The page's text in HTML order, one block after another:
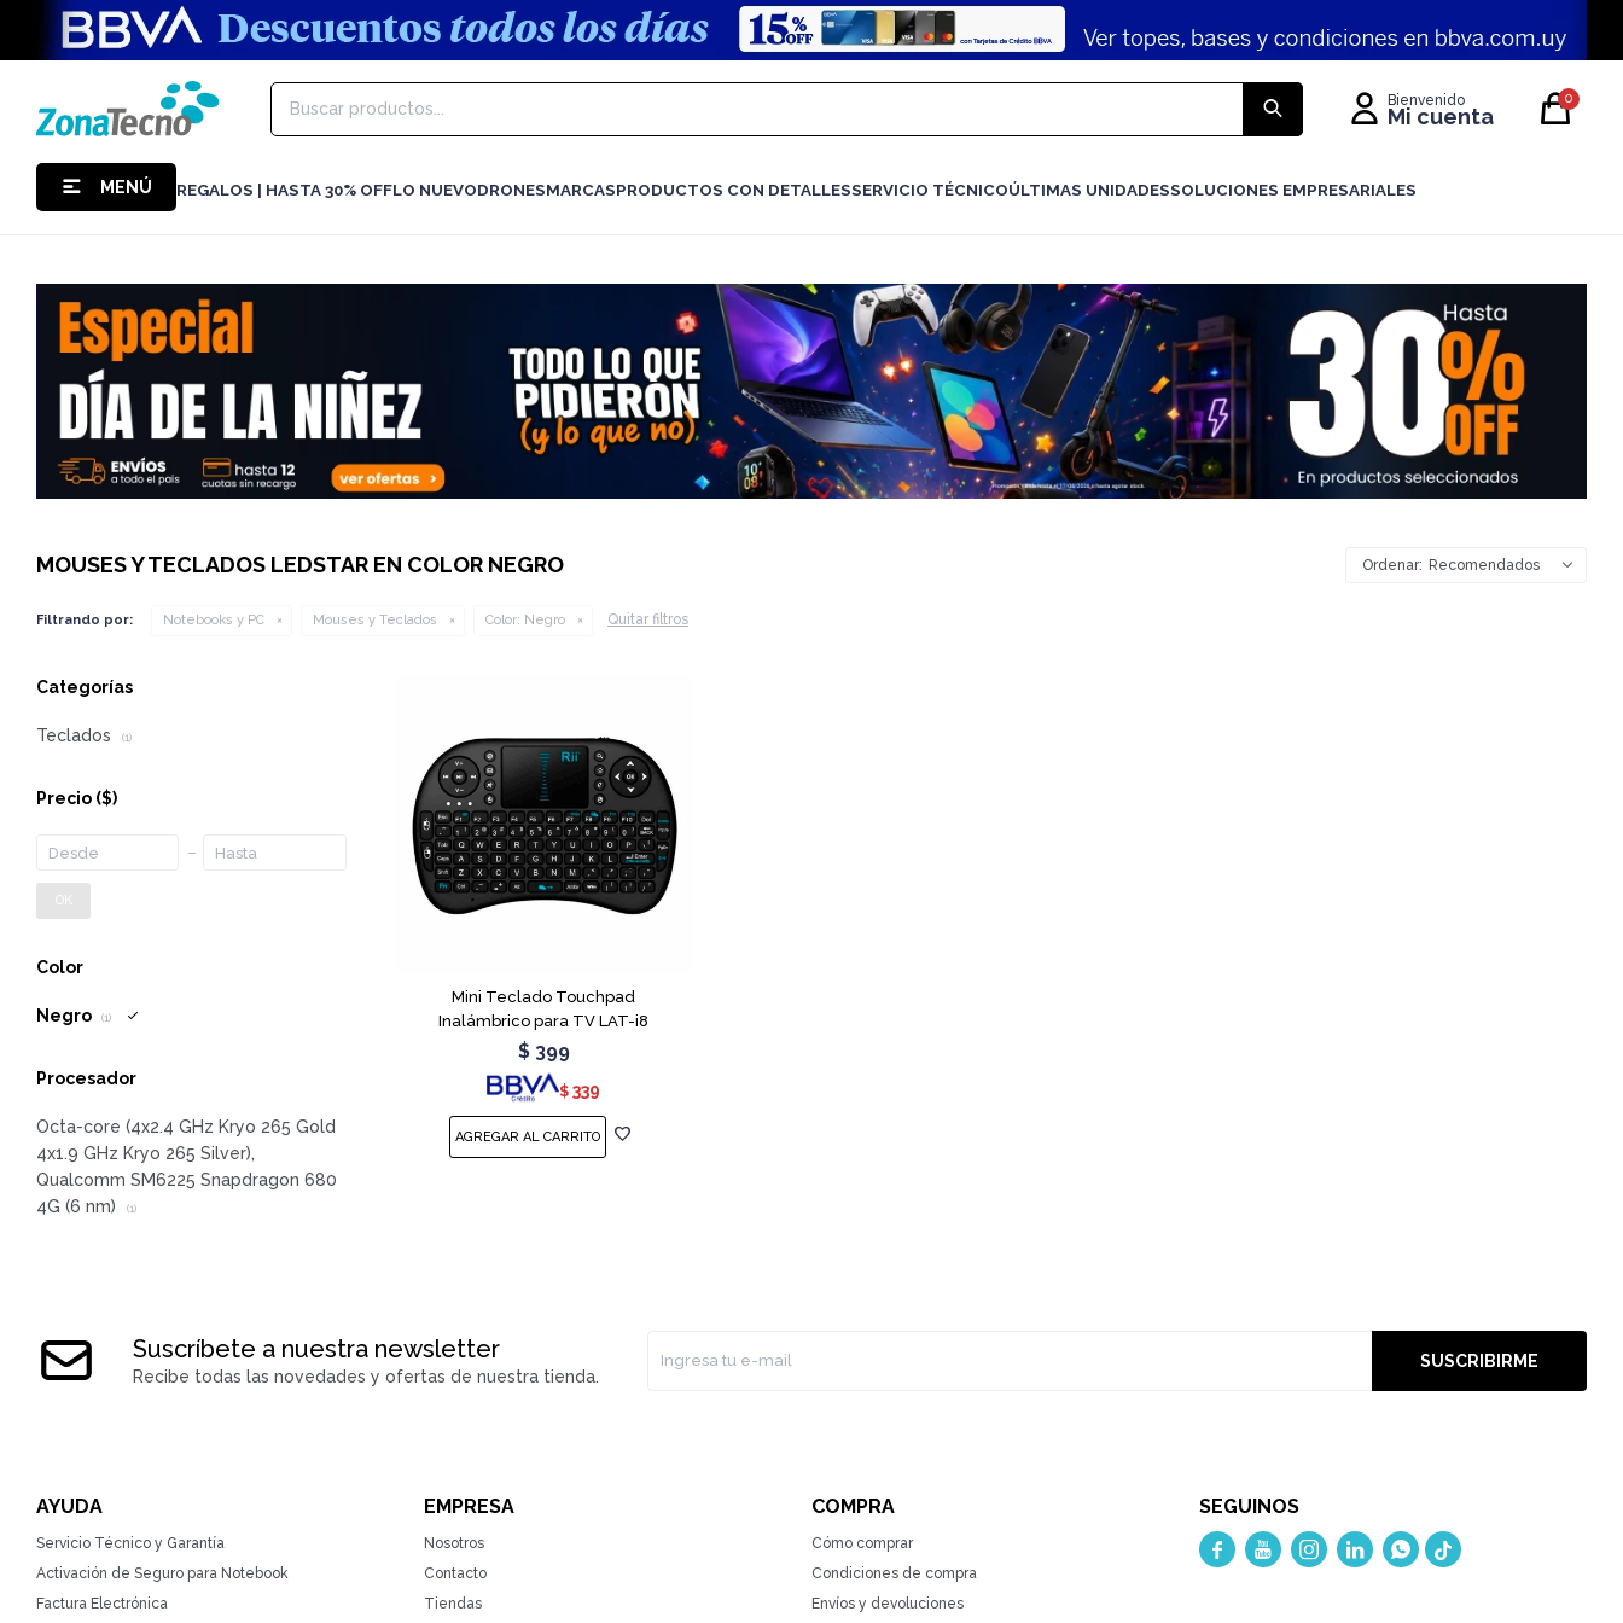
MENÚ REGALOS | HASTA 30% OFFLO NUEVODRONESMARCASPRODUCTOS CON DETALLESSERVICIO TÉCNICOÚLTIMAS UNIDADESSOLUCIONES EMPRESARIALES
0
MOUSES Y TECLADOS LEDSTAR EN COLOR NEGRO Recomendados
Filtrando por: Notebooks y PC Mouses y Teclados Color: Negro Quitar filtros
Mini Teclado Touchpad
Inalámbrico para TV LAT-i8
$ 399
$ 339
Categorías
Teclados (1)
Precio ($)
OK
Color
Negro (1)
Procesador
Octa-core (4x2.4 GHz Kryo 265 Gold
4x1.9 GHz Kryo 265 Silver),
Qualcomm SM6225 Snapdragon 680
4G (6 nm)
(1)
Suscríbete a nuestra newsletter
Recibe todas las novedades y ofertas de nuestra tienda.
SUSCRIBIRME
AYUDA
Servicio Técnico y Garantía
Activación de Seguro para Notebook
Factura Electrónica
EMPRESA
Nosotros
Contacto
Tiendas
COMPRA
Cómo comprar
Condiciones de compra
Envíos y devoluciones
SEGUINOS
    